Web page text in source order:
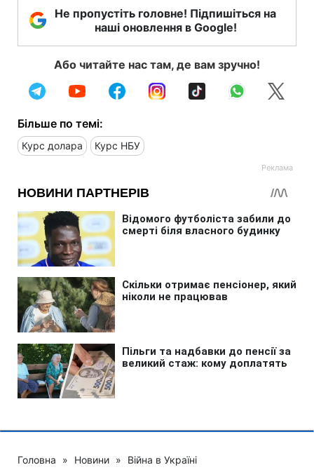
Не пропустіть головне! Підпишіться на
наші оновлення в Google!
Або читайте нас там, де вам зручно!
Більше по темі:
Курс долара Курс НБУ
Головна » Новини » Війна в Україні